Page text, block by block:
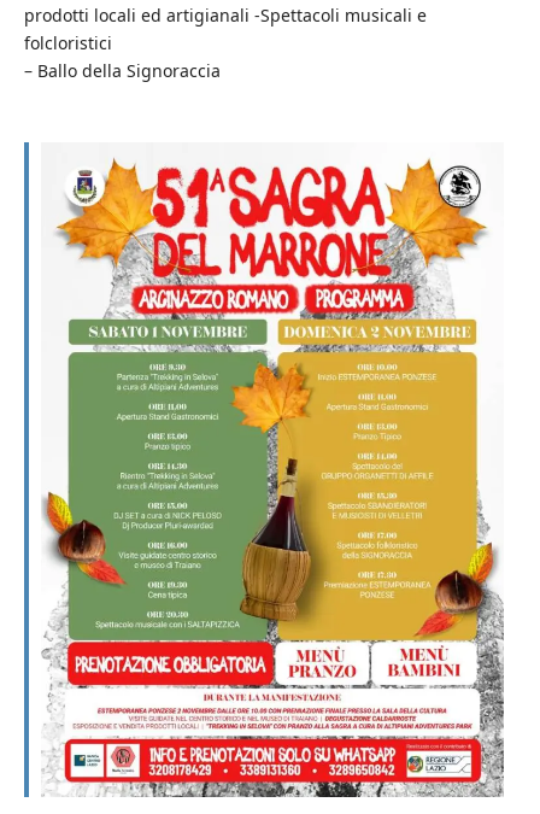
prodotti locali ed artigianali -Spettacoli musicali e
folcloristici
– Ballo della Signoraccia